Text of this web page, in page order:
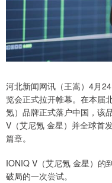
河北新闻网讯（王嵩）4月
览会正式拉开帷幕。在本届
氪）品牌正式落户中国，该
V（艾尼氪 金星）并全球首
篇章。
IONIQ V（艾尼氪 金星）的
破局的一次尝试。